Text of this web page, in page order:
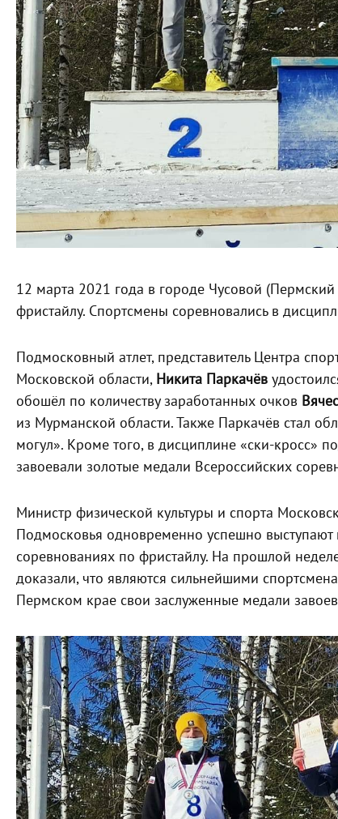
12 марта 2021 года в городе Чусовой
фристайлу. Спортсмены соревновались в
Подмосковный атлет, представитель Центра
Московской области, Никита Паркачёв
обошёл по количеству заработанных очков
из Мурманской области. Также Паркачёв стал
могул». Кроме того, в дисциплине «ски-кросс»
завоевали золотые медали Всероссийских
Министр физической культуры и спорта
Подмосковья одновременно успешно
соревнованиях по фристайлу. На прошлой
доказали, что являются сильнейшими
Пермском крае свои заслуженные медали